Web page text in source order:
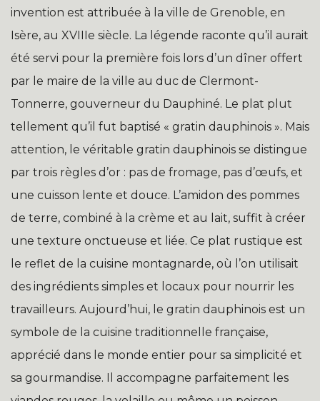
invention est attribuée à la ville de Grenoble, en
Isère, au XVIIIe siècle. La légende raconte qu’il aurait
été servi pour la première fois lors d’un dîner offert
par le maire de la ville au duc de Clermont-
Tonnerre, gouverneur du Dauphiné. Le plat plut
tellement qu’il fut baptisé « gratin dauphinois ». Mais
attention, le véritable gratin dauphinois se distingue
par trois règles d’or : pas de fromage, pas d’œufs, et
une cuisson lente et douce. L’amidon des pommes
de terre, combiné à la crème et au lait, suffit à créer
une texture onctueuse et liée. Ce plat rustique est
le reflet de la cuisine montagnarde, où l’on utilisait
des ingrédients simples et locaux pour nourrir les
travailleurs. Aujourd’hui, le gratin dauphinois est un
symbole de la cuisine traditionnelle française,
apprécié dans le monde entier pour sa simplicité et
sa gourmandise. Il accompagne parfaitement les